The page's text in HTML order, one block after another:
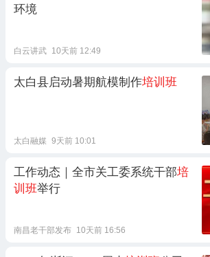
环境
白云讲武 10天前 12:49
太白县启动暑期航模制作培训班
太白融媒 9天前 10:01
工作动态｜全市关工委系统干部培
训班举行
南昌老干部发布 10天前 16:56